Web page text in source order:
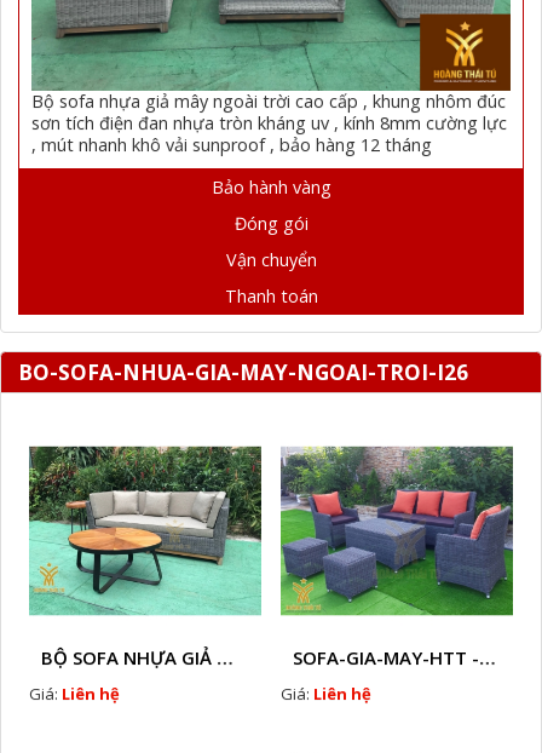
Bộ sofa nhựa giả mây ngoài trời cao cấp , khung nhôm đúc
sơn tích điện đan nhựa tròn kháng uv , kính 8mm cường lực
, mút nhanh khô vải sunproof , bảo hàng 12 tháng
Bảo hành vàng
Đóng gói
Vận chuyển
Thanh toán
BO-SOFA-NHUA-GIA-MAY-NGOAI-TROI-I26
BỘ SOFA NHỰA GIẢ MÂY HTT - S86
Giá: Liên hệ
SOFA-GIA-MAY-HTT - S61 COPY
Giá: Liên hệ